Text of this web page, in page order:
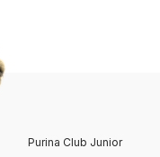
Purina Club Junior